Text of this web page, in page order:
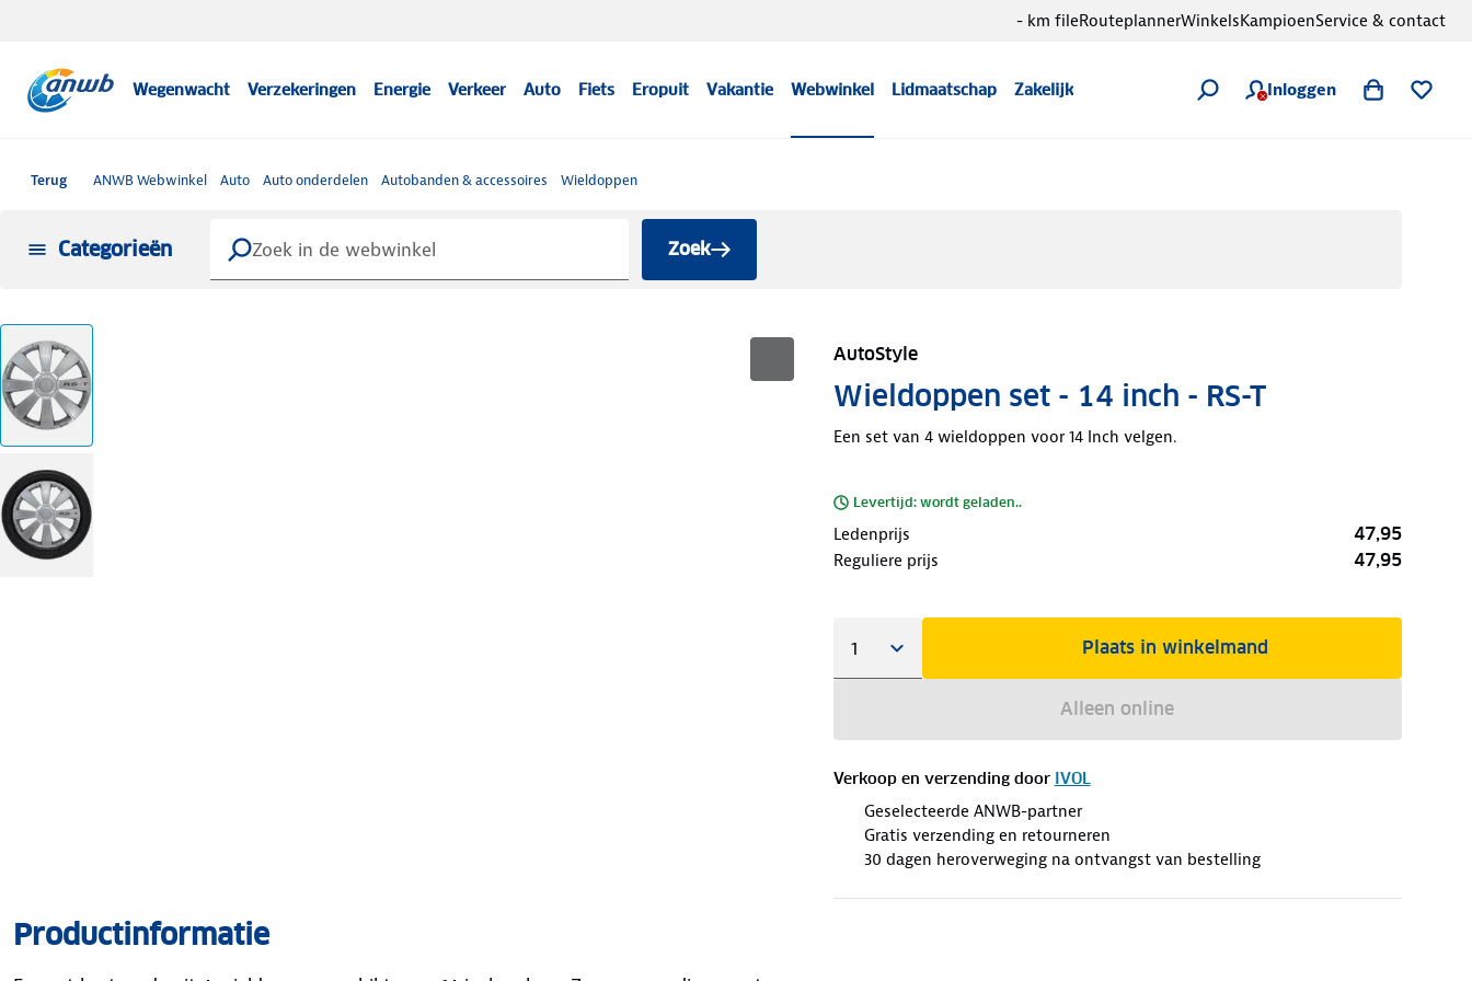
Wegenwacht Verzekeringen Energie Verkeer Auto Fiets Eropuit Vakantie Webwinkel Lidmaatschap Zakelijk Inloggen
- km fileRouteplannerWinkelsKampioenService & contact
Terug ANWB Webwinkel Auto Auto onderdelen Autobanden & accessoires Wieldoppen
Categorieën Zoek
AutoStyle
Wieldoppen set - 14 inch - RS-T
Een set van 4 wieldoppen voor 14 Inch velgen.
Levertijd: wordt geladen..
Ledenprijs 47,95
Reguliere prijs 47,95
Plaats in winkelmand
Alleen online
Verkoop en verzending door IVOL
Geselecteerde ANWB-partner
Gratis verzending en retourneren
30 dagen heroverweging na ontvangst van bestelling
Productinformatie